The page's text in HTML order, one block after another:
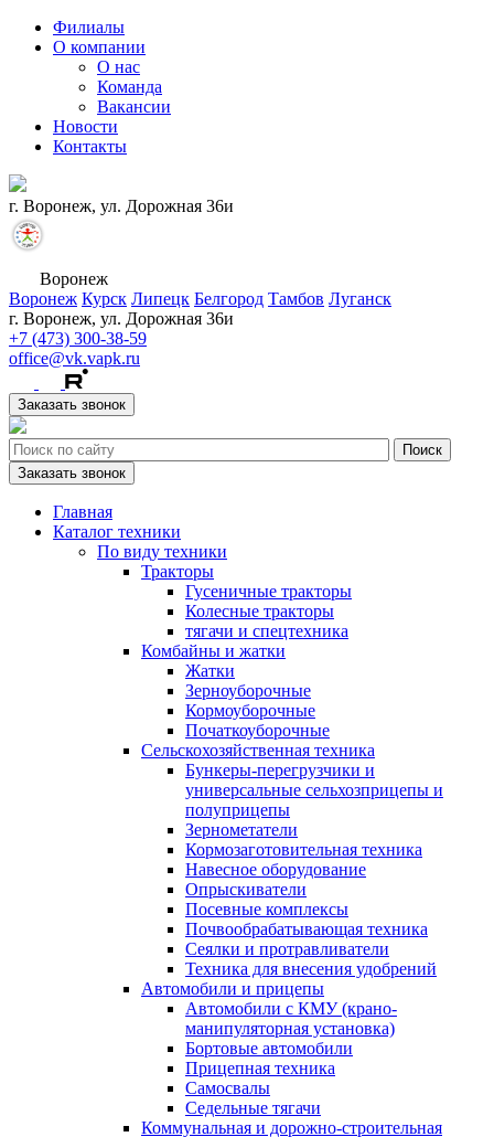
Филиалы
О компании
О нас
Команда
Вакансии
Новости
Контакты
г. Воронеж, ул. Дорожная 36и
Воронеж
Воронеж Курск Липецк Белгород Тамбов Луганск
г. Воронеж, ул. Дорожная 36и
+7 (473) 300-38-59
office@vk.vapk.ru
Заказать звонок
Заказать звонок
Главная
Каталог техники
По виду техники
Тракторы
Гусеничные тракторы
Колесные тракторы
тягачи и спецтехника
Комбайны и жатки
Жатки
Зерноуборочные
Кормоуборочные
Початкоуборочные
Сельскохозяйственная техника
Бункеры-перегрузчики и
универсальные сельхозприцепы и
полуприцепы
Зернометатели
Кормозаготовительная техника
Навесное оборудование
Опрыскиватели
Посевные комплексы
Почвообрабатывающая техника
Сеялки и протравливатели
Техника для внесения удобрений
Автомобили и прицепы
Автомобили с КМУ (крано-
манипуляторная установка)
Бортовые автомобили
Прицепная техника
Самосвалы
Седельные тягачи
Коммунальная и дорожно-строительная